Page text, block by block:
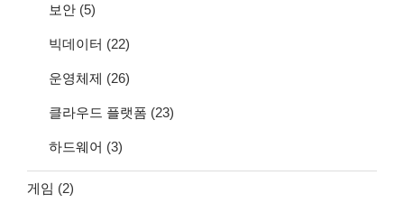
보안 (5)
빅데이터 (22)
운영체제 (26)
클라우드 플랫폼 (23)
하드웨어 (3)
게임 (2)